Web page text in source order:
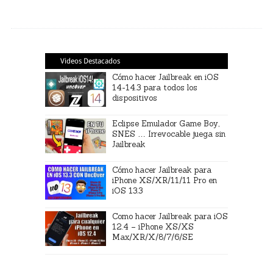
Videos Destacados
Cómo hacer Jailbreak en iOS
14-14.3 para todos los
dispositivos
Eclipse Emulador Game Boy,
SNES … Irrevocable juega sin
Jailbreak
Cómo hacer Jailbreak para
iPhone XS/XR/11/11 Pro en
iOS 13.3
Como hacer Jailbreak para iOS
12.4 – iPhone XS/XS
Max/XR/X/8/7/6/SE